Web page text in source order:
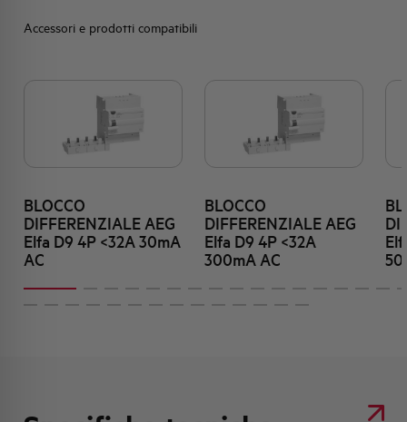
Accessori e prodotti compatibili
BLOCCO
DIFFERENZIALE AEG
Elfa D9 4P <32A 30mA
AC
BLOCCO
DIFFERENZIALE AEG
Elfa D9 4P <32A
300mA AC